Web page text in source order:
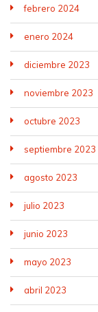
febrero 2024
enero 2024
diciembre 2023
noviembre 2023
octubre 2023
septiembre 2023
agosto 2023
julio 2023
junio 2023
mayo 2023
abril 2023